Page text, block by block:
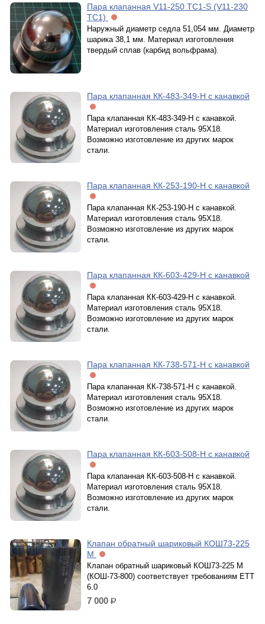
Пара клапанная V11-250 TC1-S (V11-230
TC1)
Наружный диаметр седла 51,054 мм. Диаметр
шарика 38,1 мм. Материал изготовления
твердый сплав (карбид вольфрама).
Пара клапанная КК-483-349-Н с канавкой
Пара клапанная КК-483-349-Н с канавкой.
Материал изготовления сталь 95Х18.
Возможно изготовление из других марок
стали.
Пара клапанная КК-253-190-Н с канавкой
Пара клапанная КК-253-190-Н с канавкой.
Материал изготовления сталь 95Х18.
Возможно изготовление из других марок
стали.
Пара клапанная КК-603-429-Н с канавкой
Пара клапанная КК-603-429-Н с канавкой.
Материал изготовления сталь 95Х18.
Возможно изготовление из других марок
стали.
Пара клапанная КК-738-571-Н с канавкой
Пара клапанная КК-738-571-Н с канавкой.
Материал изготовления сталь 95Х18.
Возможно изготовление из других марок
стали.
Пара клапанная КК-603-508-Н с канавкой
Пара клапанная КК-603-508-Н с канавкой.
Материал изготовления сталь 95Х18.
Возможно изготовление из других марок
стали.
Клапан обратный шариковый КОШ73-225
М
Клапан обратный шариковый КОШ73-225 М
(КОШ-73-800) cоответствует требованиям ЕТТ
6.0
7 000 р.